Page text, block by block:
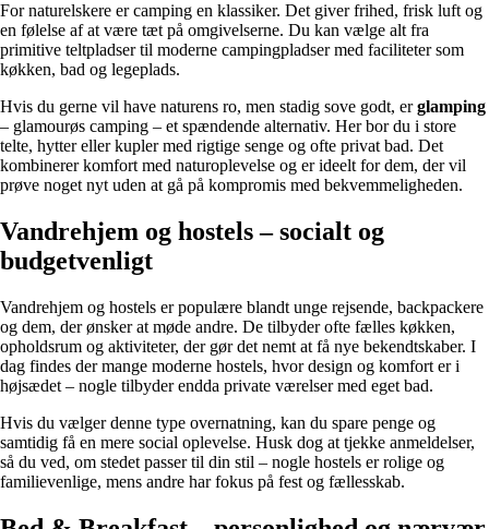
For naturelskere er camping en klassiker. Det giver frihed, frisk luft og
en følelse af at være tæt på omgivelserne. Du kan vælge alt fra
primitive teltpladser til moderne campingpladser med faciliteter som
køkken, bad og legeplads.
Hvis du gerne vil have naturens ro, men stadig sove godt, erglamping
– glamourøs camping – et spændende alternativ. Her bor du i store
telte, hytter eller kupler med rigtige senge og ofte privat bad. Det
kombinerer komfort med naturoplevelse og er ideelt for dem, der vil
prøve noget nyt uden at gå på kompromis med bekvemmeligheden.
Vandrehjem og hostels – socialt og
budgetvenligt
Vandrehjem og hostels er populære blandt unge rejsende, backpackere
og dem, der ønsker at møde andre. De tilbyder ofte fælles køkken,
opholdsrum og aktiviteter, der gør det nemt at få nye bekendtskaber. I
dag findes der mange moderne hostels, hvor design og komfort er i
højsædet – nogle tilbyder endda private værelser med eget bad.
Hvis du vælger denne type overnatning, kan du spare penge og
samtidig få en mere social oplevelse. Husk dog at tjekke anmeldelser,
så du ved, om stedet passer til din stil – nogle hostels er rolige og
familievenlige, mens andre har fokus på fest og fællesskab.